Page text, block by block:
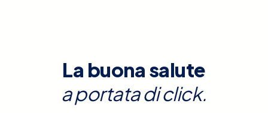
La buona salute
a portata di click.